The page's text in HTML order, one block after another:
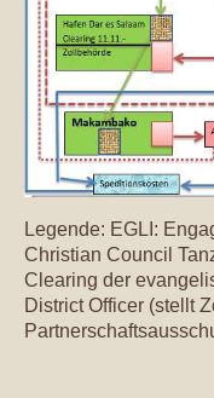
Legende: EGLI:
Christian Council
Clearing der
District Officer (stellt